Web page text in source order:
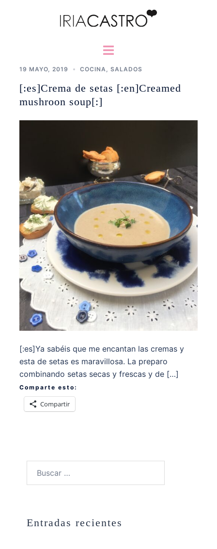
Alternar
19 MAYO, 2019 COCINA SALADOS
[:es]Crema de setas [:en]Creamed
mushroon soup[:]
[:es]Ya sabéis que me encantan las cremas y
esta de setas es maravillosa. La preparo
combinando setas secas y frescas y de […]
Comparte esto:
Compartir
Entradas recientes